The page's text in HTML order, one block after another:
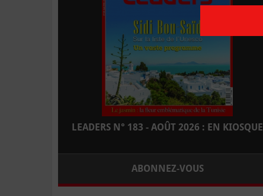
LEADERS N° 183 - AOÛT 2026 : EN KIOSQUE
ABONNEZ-VOUS